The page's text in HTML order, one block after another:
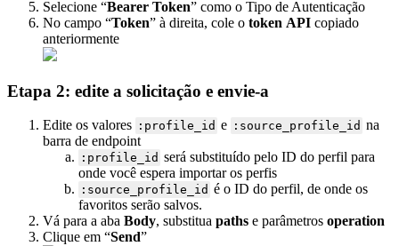
Selecione “Bearer Token” como o Tipo de Autenticação
No campo “Token” à direita, cole o token API copiado
anteriormente
Etapa 2: edite a solicitação e envie-a
Edite os valores :profile_id e :source_profile_id na
barra de endpoint
:profile_id será substituído pelo ID do perfil para
onde você espera importar os perfis
:source_profile_id é o ID do perfil, de onde os
favoritos serão salvos.
Vá para a aba Body, substitua paths e parâmetros operation
Clique em “Send”